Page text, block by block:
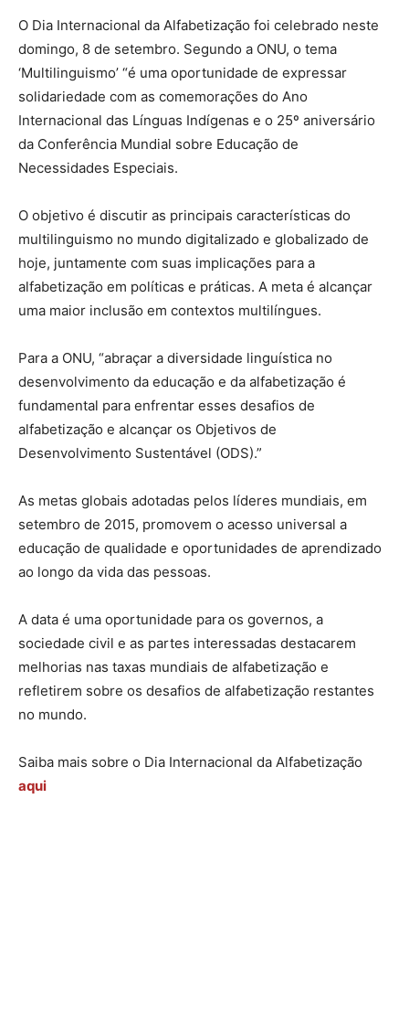
O Dia Internacional da Alfabetização foi celebrado neste
domingo, 8 de setembro. Segundo a ONU, o tema
‘Multilinguismo’ “é uma oportunidade de expressar
solidariedade com as comemorações do Ano
Internacional das Línguas Indígenas e o 25º aniversário
da Conferência Mundial sobre Educação de
Necessidades Especiais.
O objetivo é discutir as principais características do
multilinguismo no mundo digitalizado e globalizado de
hoje, juntamente com suas implicações para a
alfabetização em políticas e práticas. A meta é alcançar
uma maior inclusão em contextos multilíngues.
Para a ONU, “abraçar a diversidade linguística no
desenvolvimento da educação e da alfabetização é
fundamental para enfrentar esses desafios de
alfabetização e alcançar os Objetivos de
Desenvolvimento Sustentável (ODS).”
As metas globais adotadas pelos líderes mundiais, em
setembro de 2015, promovem o acesso universal a
educação de qualidade e oportunidades de aprendizado
ao longo da vida das pessoas.
A data é uma oportunidade para os governos, a
sociedade civil e as partes interessadas destacarem
melhorias nas taxas mundiais de alfabetização e
refletirem sobre os desafios de alfabetização restantes
no mundo.
Saiba mais sobre o Dia Internacional da Alfabetização
aqui